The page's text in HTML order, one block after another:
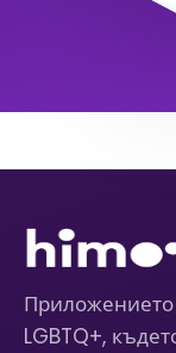
Приложението
LGBTQ+,